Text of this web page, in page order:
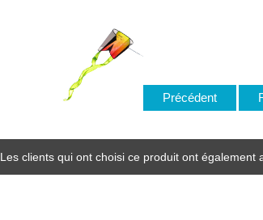
Précédent
Les clients qui ont choisi ce produit ont également